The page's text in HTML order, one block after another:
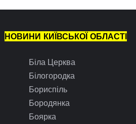
НОВИНИ КИЇВСЬКОЇ ОБЛАСТІ
Біла Церква
Білогородка
Бориспіль
Бородянка
Боярка